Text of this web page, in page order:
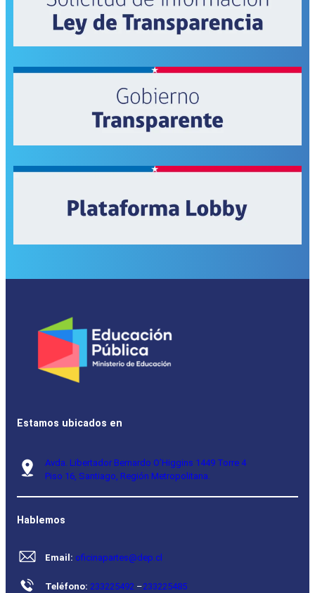
Estamos ubicados en
Avda. Libertador Bernardo O’Higgins 1449 Torre 4
Piso 16, Santiago, Región Metropolitana.
Hablemos
Email: oficinapartes@dep.cl
Teléfono: 233225492 –233225485